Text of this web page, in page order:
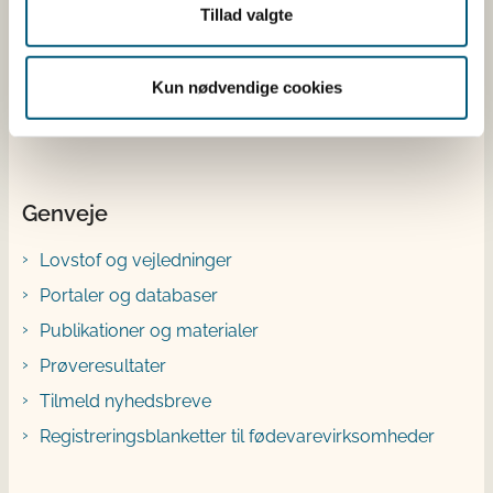
Tillad valgte
Kun nødvendige cookies
X
YouTube
Genveje
Lovstof og vejledninger
Portaler og databaser
Publikationer og materialer
Prøveresultater
Tilmeld nyhedsbreve
Registreringsblanketter til fødevarevirksomheder